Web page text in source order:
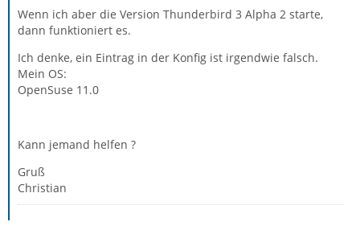
Wenn ich aber die Version Thunderbird 3 Alpha 2 starte,
dann funktioniert es.
Ich denke, ein Eintrag in der Konfig ist irgendwie falsch.
Mein OS:
OpenSuse 11.0
Kann jemand helfen ?
Gruß
Christian